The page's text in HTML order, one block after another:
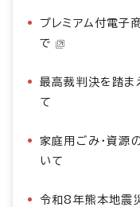
プレミアム付電子
で
最高裁判決を踏ま
て
家庭用ごみ・資源
いて
令和8年熊本地震